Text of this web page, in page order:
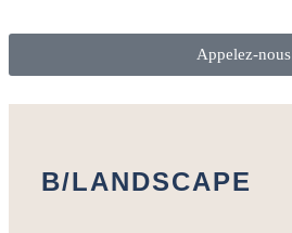
Appelez-nous
B/LANDSCAPE